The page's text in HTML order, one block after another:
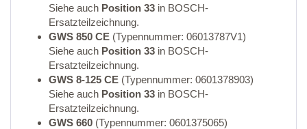
Siehe auch Position 33 in BOSCH-
Ersatzteilzeichnung.
GWS 850 CE (Typennummer: 06013787V1)
Siehe auch Position 33 in BOSCH-
Ersatzteilzeichnung.
GWS 8-125 CE (Typennummer: 0601378903)
Siehe auch Position 33 in BOSCH-
Ersatzteilzeichnung.
GWS 660 (Typennummer: 0601375065)